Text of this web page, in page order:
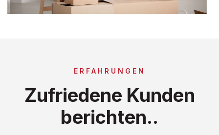
ERFAHRUNGEN
Zufriedene Kunden
berichten..